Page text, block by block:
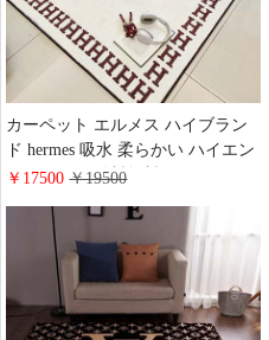
カーペット エルメス ハイブラン
ド hermes 吸水 柔らかい ハイエン
ドカスタム 送料無料 150*200cm
洗濯機洗い可能 駿馬 滑り止めシ
ート ロゴ付き 純色 滑り止め ベッ
ドルーム高品質
￥17500￥19500